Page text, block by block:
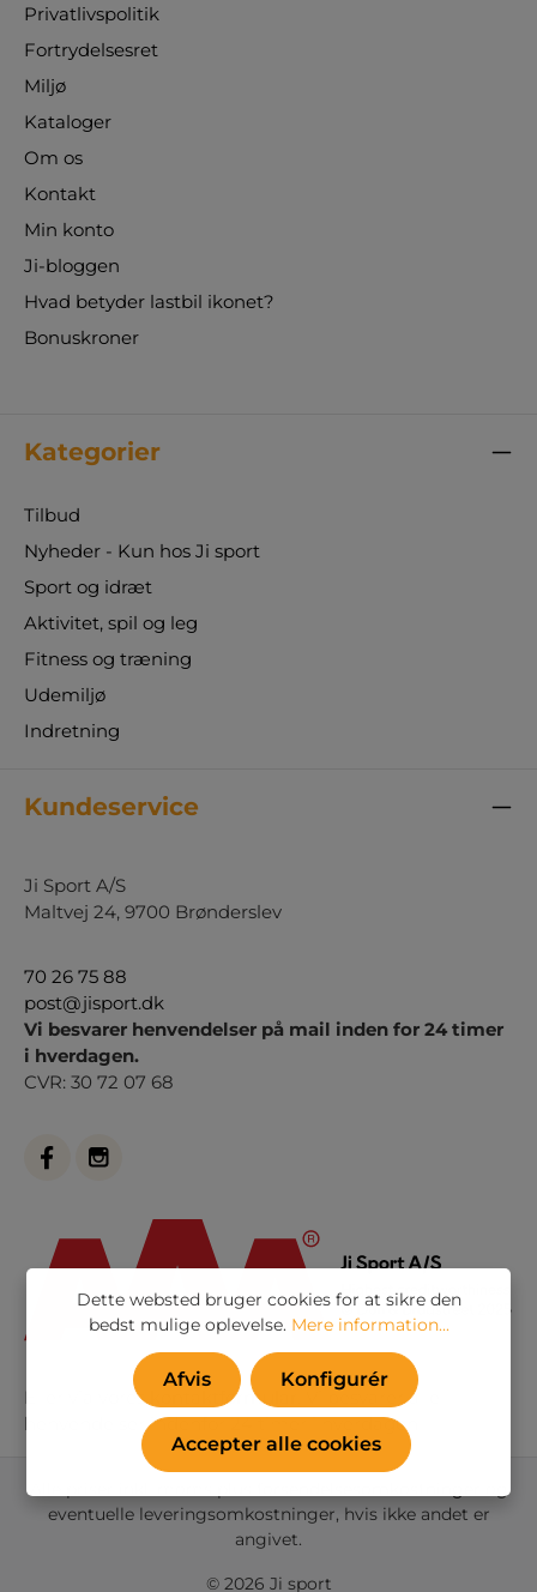
Privatlivspolitik
Fortrydelsesret
Miljø
Kataloger
Om os
Kontakt
Min konto
Ji-bloggen
Hvad betyder lastbil ikonet?
Bonuskroner
Kategorier
Tilbud
Nyheder - Kun hos Ji sport
Sport og idræt
Aktivitet, spil og leg
Fitness og træning
Udemiljø
Indretning
Kundeservice
Ji Sport A/S
Maltvej 24, 9700 Brønderslev
70 26 75 88
post@jisport.dk
Vi besvarer henvendelser på mail inden for 24 timer
i hverdagen.
CVR: 30 72 07 68
Eller via vores kontaktformular
. Vi besvarer alle
henvendelser indenfor 24 timer i hverdagen
© 2026 Ji sport
eventuelle leveringsomkostninger, hvis ikke andet er
angivet.
Dette websted bruger cookies for at sikre den
bedst mulige oplevelse. Mere information...
Afvis Konfigurér
Accepter alle cookies